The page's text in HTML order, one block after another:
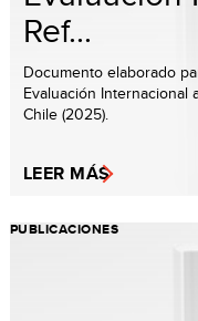
Ref...
Documento elaborado
Evaluación Internacional
Chile (2025).
LEER MÁS
PUBLICACIONES